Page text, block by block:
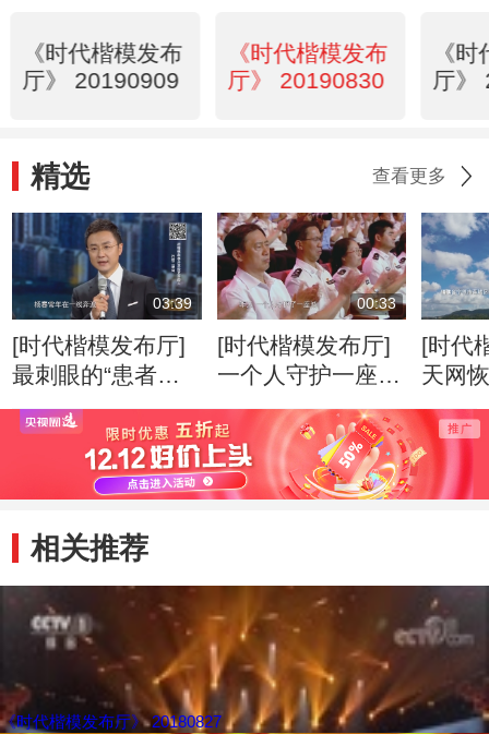
《时代楷模发布
厅》 20190909
《时代楷模发布
厅》 20190830
《
厅》
精选 查看更多
03:39
[时代楷模发布厅]
最刺眼的“患者拒
绝”
00:33
[时代楷模发布厅]
一个人守护一座
城，一座城送别这
个人
[时代
天网
漏
相关推荐
《时代楷模发布厅》 20180827